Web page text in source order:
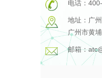
电话：
地址：广
广州市黄
邮箱：